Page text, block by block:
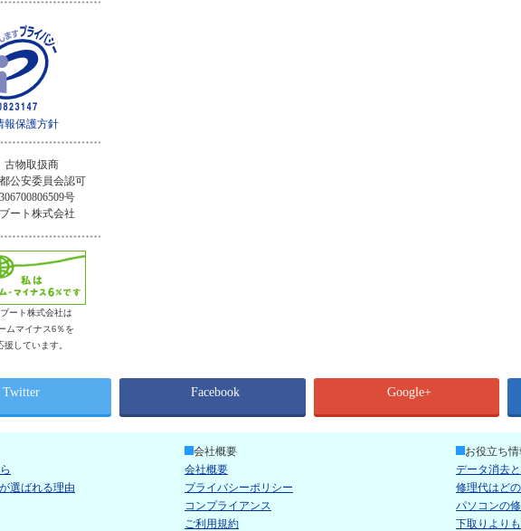
報保護方針
古物取扱商
公安委員会認可
号
ート株式会社
ブート株式会社は
ムマイナス6％を
援しています。
Twitter Facebook Google+
選ばれる理由
会社概要
会社概要
プライバシーポリシー
コンプライアンス
ご利用規約
お役立ち
データ消去
修理代はど
パソコンの
下取りより